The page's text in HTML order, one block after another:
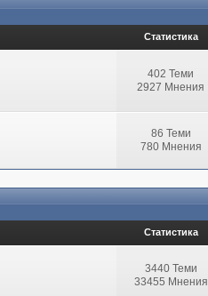
Статистика
402 Теми
2927 Мнения
86 Теми
780 Мнения
Статистика
3440 Теми
33455 Мнения